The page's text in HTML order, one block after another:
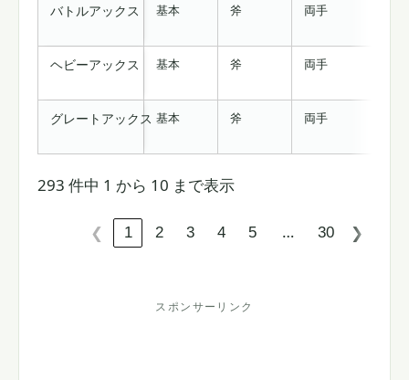
バトルアックス 基本 斧 両手
ヘビーアックス 基本 斧 両手
グレートアックス 基本 斧 両手
293 件中 1 から 10 まで表示
❮ 1 2 3 4 5 … 30 ❯
スポンサーリンク